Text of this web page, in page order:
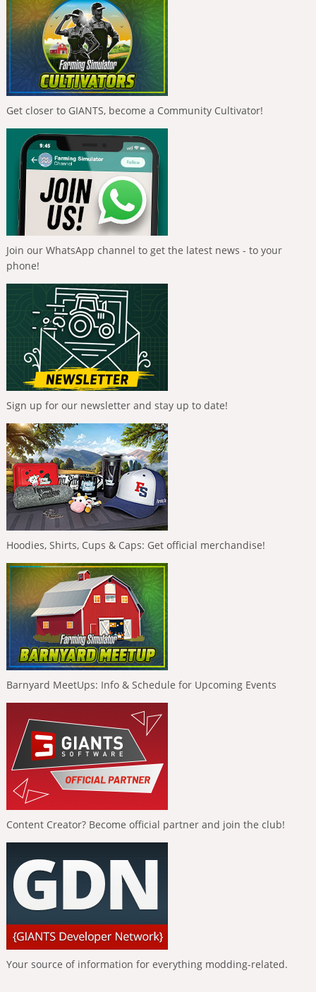
Get closer to GIANTS, become a Community Cultivator!
Join our WhatsApp channel to get the latest news - to your
phone!
Sign up for our newsletter and stay up to date!
Hoodies, Shirts, Cups & Caps: Get official merchandise!
Barnyard MeetUps: Info & Schedule for Upcoming Events
Content Creator? Become official partner and join the club!
Your source of information for everything modding-related.